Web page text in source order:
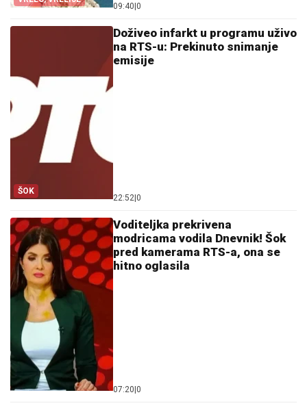
09:40 0
ŠOK
Doživeo infarkt u programu uživo
na RTS-u: Prekinuto snimanje
emisije
22:52 0
Voditeljka prekrivena
modricama vodila Dnevnik! Šok
pred kamerama RTS-a, ona se
hitno oglasila
07:20 0